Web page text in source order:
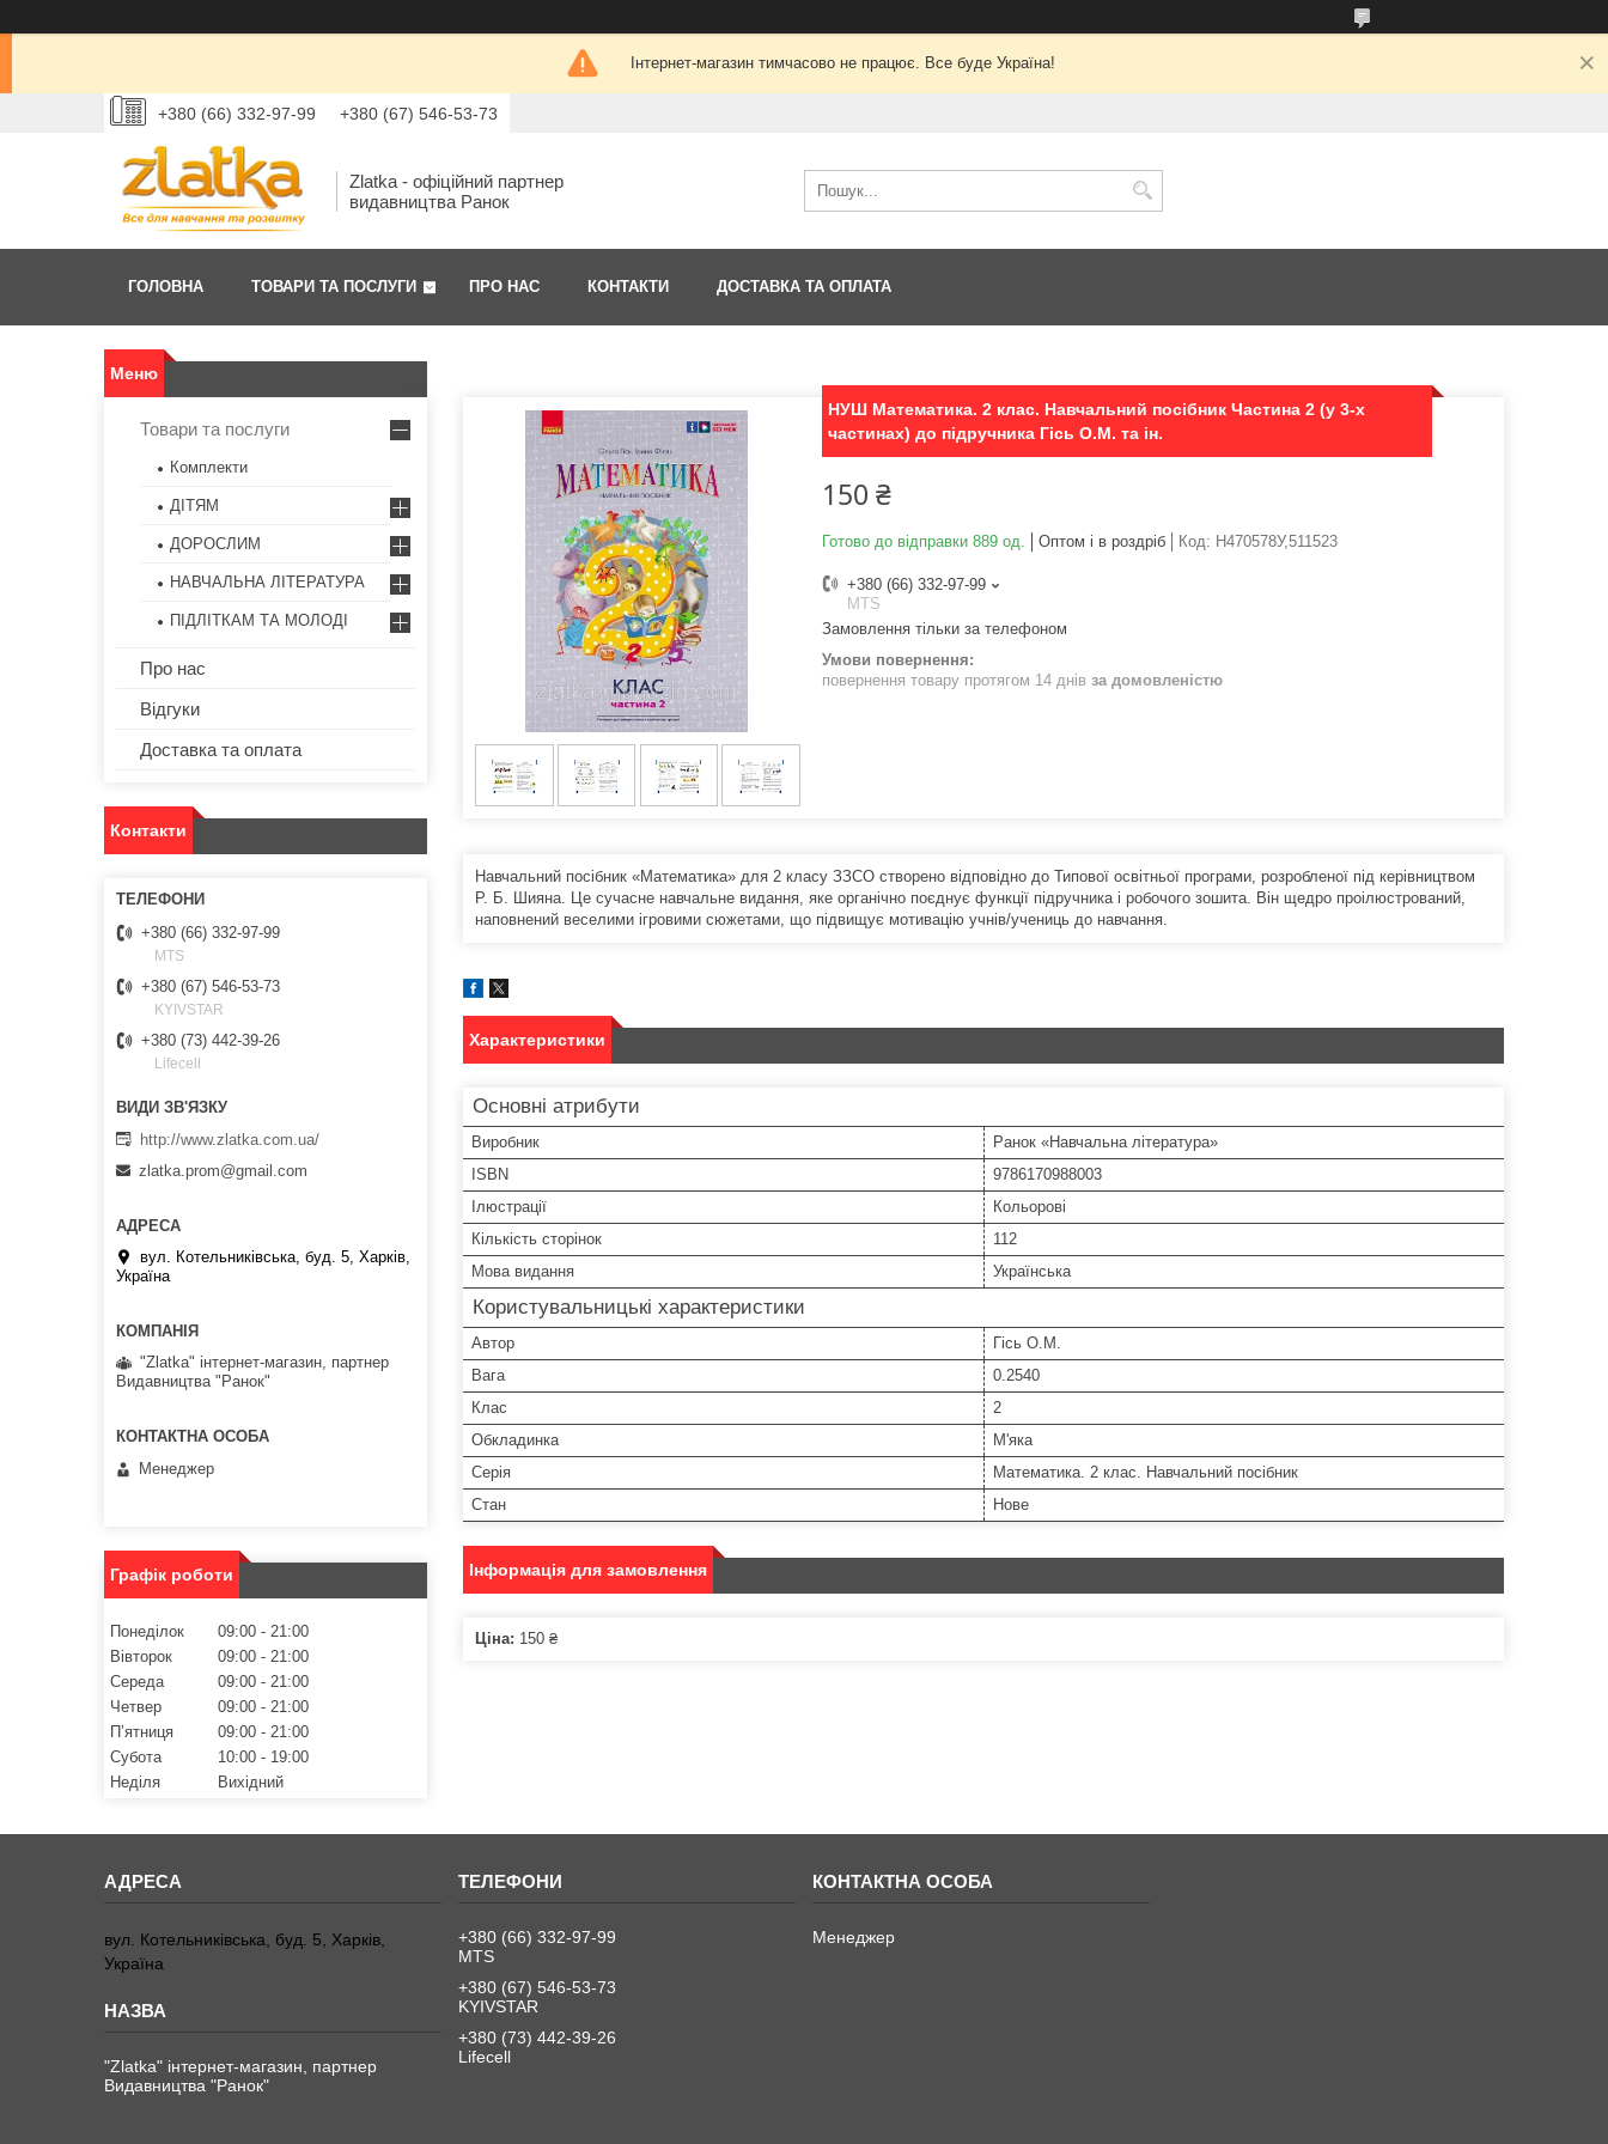
Інтернет-магазин тимчасово не працює. Все буде Україна!
+380 (66) 332-97-99 +380 (67) 546-53-73
Zlatka - офіційний партнер
видавництва Ранок
ГОЛОВНА ТОВАРИ ТА ПОСЛУГИ ПРО НАС КОНТАКТИ ДОСТАВКА ТА ОПЛАТА
НУШ Математика. 2 клас. Навчальний посібник Частина 2 (у 3-х
частинах) до підручника Гісь О.М. та ін.
150 ₴
Готово до відправки 889 од. Оптом і в роздріб Код: Н470578У,511523
+380 (66) 332-97-99
MTS
Замовлення тільки за телефоном
повернення товару протягом 14 днів за домовленістю
Навчальний посібник «Математика» для 2 класу ЗЗСО створено відповідно до Типової освітньої програми, розробленої під керівництвом
Р. Б. Шияна. Це сучасне навчальне видання, яке органічно поєднує функції підручника і робочого зошита. Він щедро проілюстрований,
наповнений веселими ігровими сюжетами, що підвищує мотивацію учнів/учениць до навчання.
Характеристики
Основні атрибути
Виробник
Ранок «Навчальна література»
ISBN
9786170988003
Ілюстрації
Кольорові
Кількість сторінок
112
Мова видання
Українська
Користувальницькі характеристики
Автор
Гісь О.М.
Вага
0.2540
Клас
2
Обкладинка
М'яка
Серія
Математика. 2 клас. Навчальний посібник
Стан
Нове
Інформація для замовлення
Ціна: 150 ₴
Товари та послуги
Комплекти
ДІТЯМ
ДОРОСЛИМ
НАВЧАЛЬНА ЛІТЕРАТУРА
ПІДЛІТКАМ ТА МОЛОДІ
Про нас
Відгуки
Доставка та оплата
Контакти
+380 (66) 332-97-99
MTS
+380 (67) 546-53-73
KYIVSTAR
+380 (73) 442-39-26
Lifecell
http://www.zlatka.com.ua/
zlatka.prom@gmail.com
вул. Котельниківська, буд. 5, Харків,
Україна
"Zlatka" інтернет-магазин, партнер
Видавництва "Ранок"
Менеджер
Графік роботи
Понеділок 09:00
21:00
Вівторок
09:00
21:00
Середа
09:00
21:00
Четвер
09:00
21:00
Пʼятниця
09:00
21:00
Субота
10:00
19:00
Неділя
Вихідний
вул. Котельниківська, буд. 5, Харків,
Україна
"Zlatka" інтернет-магазин, партнер
Видавництва "Ранок"
+380 (66) 332-97-99
MTS
+380 (67) 546-53-73
KYIVSTAR
+380 (73) 442-39-26
Lifecell
Менеджер